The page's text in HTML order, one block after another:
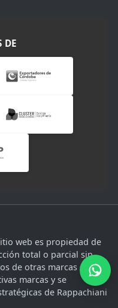
DE
web es propiedad de
total o parcial sin
de otras marcas son
marcas y se
de Rappachiani